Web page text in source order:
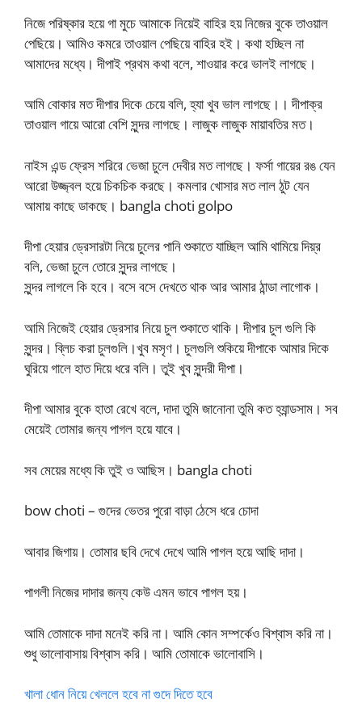
নিজে পরিষ্কার হয়ে গা মুচে আমাকে নিয়েই বাহির হয় নিজের বুকে তাওয়াল
পেছিয়ে। আমিও কমরে তাওয়াল পেছিয়ে বাহির হই। কথা হচ্ছিল না
আমাদের মধ্যে। দীপাই প্রথম কথা বলে, শাওয়ার করে ভালই লাগছে।
আমি বোকার মত দীপার দিকে চেয়ে বলি, হ্যা খুব ভাল লাগছে।। দীপাক্র
তাওয়াল গায়ে আরো বেশি সুন্দর লাগছে। লাজুক লাজুক মায়াবতির মত।
নাইস এন্ড ফ্রেস শরিরে ভেজা চুলে দেবীর মত লাগছে। ফর্সা গায়ের রঙ যেন
আরো উজ্জ্বল হয়ে চিকচিক করছে। কমলার খোসার মত লাল ঠুট যেন
আমায় কাছে ডাকছে। bangla choti golpo
দীপা হেয়ার ড্রেসারটা নিয়ে চুলের পানি শুকাতে যাচ্ছিল আমি থামিয়ে দিয়্র
বলি, ভেজা চুলে তোরে সুন্দর লাগছে।
সুন্দর লাগলে কি হবে। বসে বসে দেখতে থাক আর আমার ঠান্ডা লাগোক।
আমি নিজেই হেয়ার ড্রেসার নিয়ে চুল শুকাতে থাকি। দীপার চুল গুলি কি
সুন্দর। ব্লিচ করা চুলগুলি।খুব মসৃণ। চুলগুলি শুকিয়ে দীপাকে আমার দিকে
ঘুরিয়ে গালে হাত দিয়ে ধরে বলি। তুই খুব সুন্দরী দীপা।
দীপা আমার বুকে হাতা রেখে বলে, দাদা তুমি জানোনা তুমি কত হ্যান্ডসাম। সব
মেয়েই তোমার জন্য পাগল হয়ে যাবে।
সব মেয়ের মধ্যে কি তুই ও আছিস। bangla choti
bow choti – গুদের ভেতর পুরো বাড়া ঠেসে ধরে চোদা
আবার জিগায়। তোমার ছবি দেখে দেখে আমি পাগল হয়ে আছি দাদা।
পাগলী নিজের দাদার জন্য কেউ এমন ভাবে পাগল হয়।
আমি তোমাকে দাদা মনেই করি না। আমি কোন সম্পর্কেও বিশ্বাস করি না।
শুধু ভালোবাসায় বিশ্বাস করি। আমি তোমাকে ভালোবাসি।
খালা ধোন নিয়ে খেললে হবে না গুদে দিতে হবে